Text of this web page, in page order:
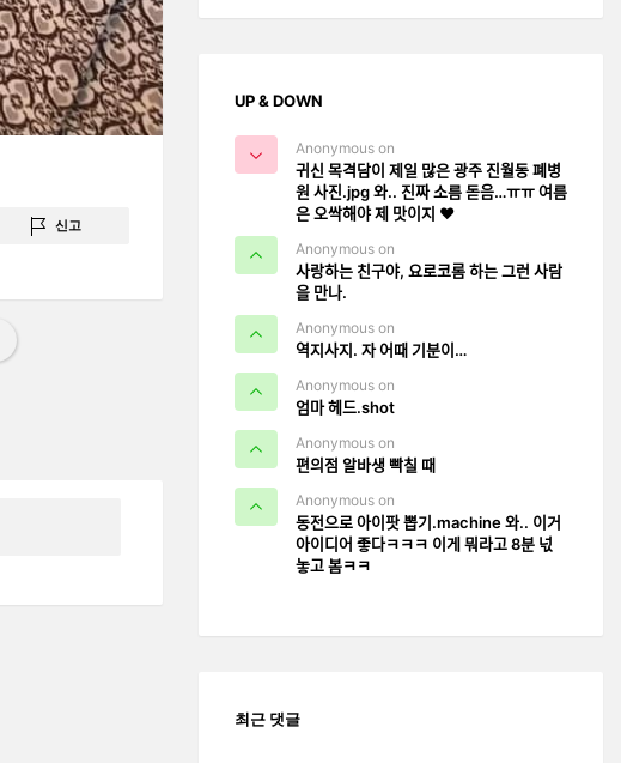
신고
UP & DOWN
Anonymous on
귀신 목격담이 제일 많은 광주 진월동 폐병
원 사진.jpg 와.. 진짜 소름 돋음…ㅠㅠ 여름
은 오싹해야 제 맛이지 ❤️
Anonymous on
사랑하는 친구야, 요로코롬 하는 그런 사람
을 만나.
Anonymous on
역지사지. 자 어때 기분이…
Anonymous on
엄마 헤드.shot
Anonymous on
편의점 알바생 빡칠 때
Anonymous on
동전으로 아이팟 뽑기.machine 와.. 이거
아이디어 좋다ㅋㅋㅋ 이게 뭐라고 8분 넋
놓고 봄ㅋㅋ
최근 댓글